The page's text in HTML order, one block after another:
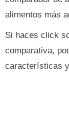
alimentos más
Si haces click
comparativa,
características